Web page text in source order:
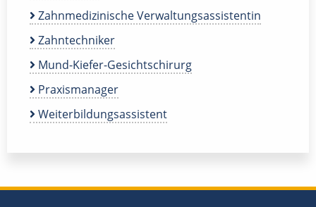
Zahnmedizinische Verwaltungsassistentin
Zahntechniker
Mund-Kiefer-Gesichtschirurg
Praxismanager
Weiterbildungsassistent